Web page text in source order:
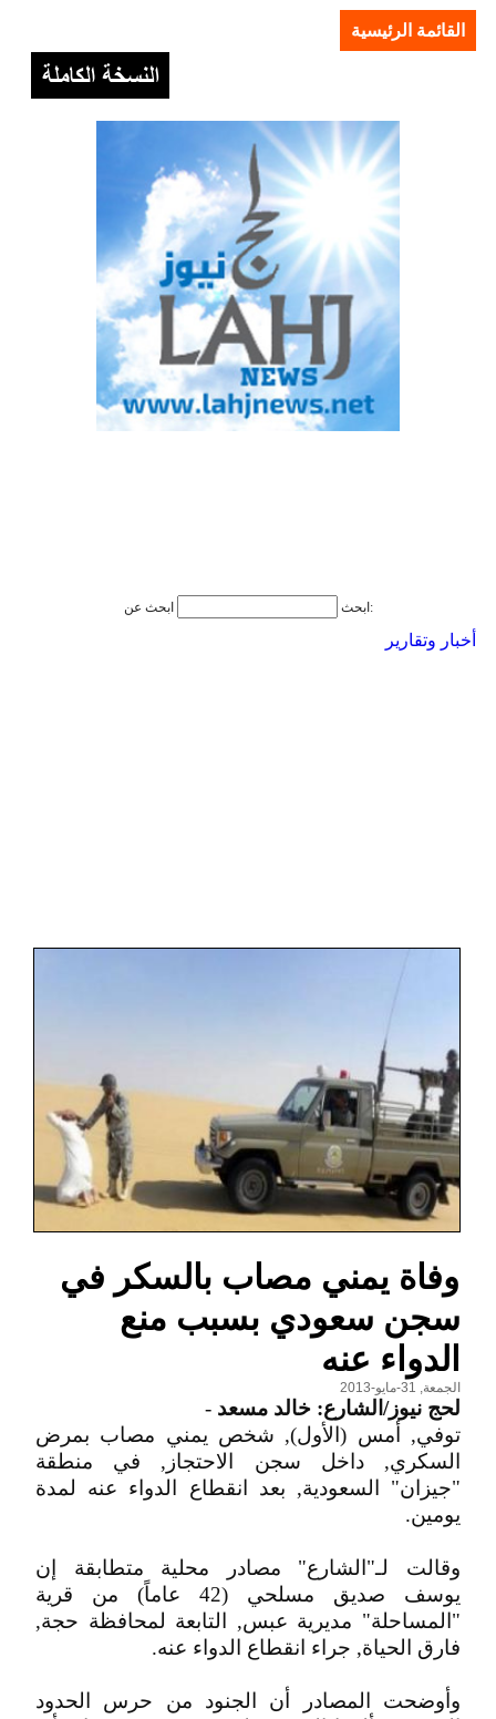
القائمة الرئيسية
ابحث ابحث عن:
أخبار وتقارير
وفاة يمني مصاب بالسكر في
سجن سعودي بسبب منع
الدواء عنه
الجمعة, 31-مايو-2013
لحج نيوز/الشارع: خالد مسعد -
توفي, أمس (الأول), شخص يمني مصاب بمرض
السكري, داخل سجن الاحتجاز, في منطقة
"جيزان" السعودية, بعد انقطاع الدواء عنه لمدة
يومين.
وقالت لـ"الشارع" مصادر محلية متطابقة إن
يوسف صديق مسلحي (42 عاماً) من قرية
"المساحلة" مديرية عبس, التابعة لمحافظة حجة,
فارق الحياة, جراء انقطاع الدواء عنه.
وأوضحت المصادر أن الجنود من حرس الحدود